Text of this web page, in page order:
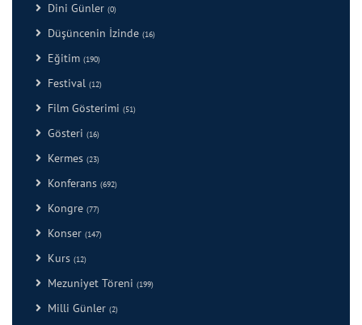
Dini Günler (0)
Düşüncenin İzinde (16)
Eğitim (190)
Festival (12)
Film Gösterimi (51)
Gösteri (16)
Kermes (23)
Konferans (692)
Kongre (77)
Konser (147)
Kurs (12)
Mezuniyet Töreni (199)
Milli Günler (2)